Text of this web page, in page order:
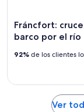
Fráncfort:
barco por el río
92% de los clientes
Ver